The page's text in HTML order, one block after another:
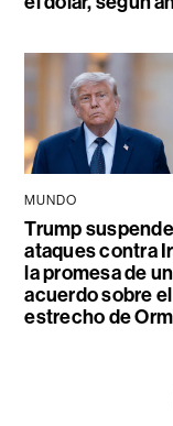
MUNDO
Trump suspende
ataques contra
la promesa de
acuerdo sobre el
estrecho de